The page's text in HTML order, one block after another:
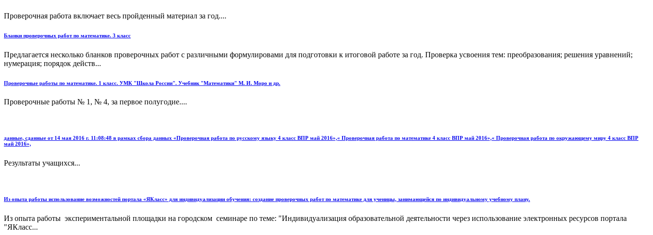
Проверочная работа включает весь пройденный материал за год....
Бланки проверочных работ по математике. 3 класс
Предлагается несколько бланков проверочных работ с различными формулировами для подготовки к итоговой работе за год. Проверка усвоения тем: преобразования; решения уравнений;
нумерация; порядок действ...
Проверочные работы по математике. 1 класс. УМК "Школа России". Учебник "Математики" М. И. Моро и др.
Проверочные работы № 1, № 4, за первое полугодие....
данные, сданные от 14 мая 2016 г. 11:08:48 в рамках сбора данных «Проверочная работа по русскому языку 4 класс ВПР май 2016»,« Проверочная работа по математике 4 класс ВПР май 2016»,« Проверочная работа по окружающему миру 4 класс ВПР
май 2016»,
Результаты учащихся...
Из опыта работы использование возможностей портала «ЯКласс» для индивидуализации обучения: создание проверочных работ по математике для ученицы, занимающейся по индивидуальному учебному плану.
Из опыта работы экспериментальной площадки на городском семинаре по теме: "Индивидуализация образовательной деятельности через использование электронных ресурсов портала
"ЯКласс...